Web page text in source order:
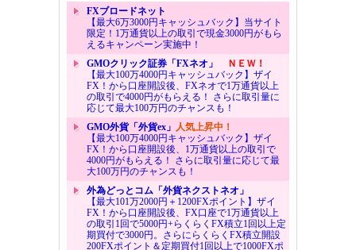
FXブロードネット
【最大6万3000円キャッシュバック】当サイト
限定！1万通貨以上の取引で現金3000円がもら
えるキャンペーン実施中！
GMOクリック証券「FXネオ」
ＮＥＷ！
【最大100万4000円キャッシュバック】ザイ
FX！から口座開設後、FXネオで1万通貨以上
の取引で4000円がもらえる！ さらに取引量に
応じて最大100万円のチャンスも！
GMO外貨「外貨ex」 人気上昇中！
【最大100万4000円キャッシュバック】ザイ
FX！から口座開設後、1万通貨以上の取引で
4000円がもらえる！ さらに取引量に応じて最
大100万円のチャンスも！
外為どっとコム「外貨ネクストネオ」
【最大101万2000円＋1200FXポイント】ザイ
FX！から口座開設後、FX口座で1万通貨以上
の取引1回で5000円+らくらくFX積立1回以上定
期買付で3000円。さらにらくらくFX積立開設
200FXポイント＆定期買付1回以上で1000FXポ